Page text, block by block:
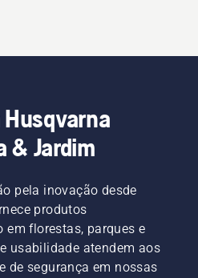
& Jardim
pela inovação desde
produtos
florestas, parques e
usabilidade atendem aos
de segurança em nossas